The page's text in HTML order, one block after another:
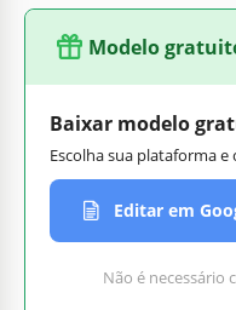
Modelo
Baixar modelo
Escolha sua plataforma
Editar em
Não é necessário